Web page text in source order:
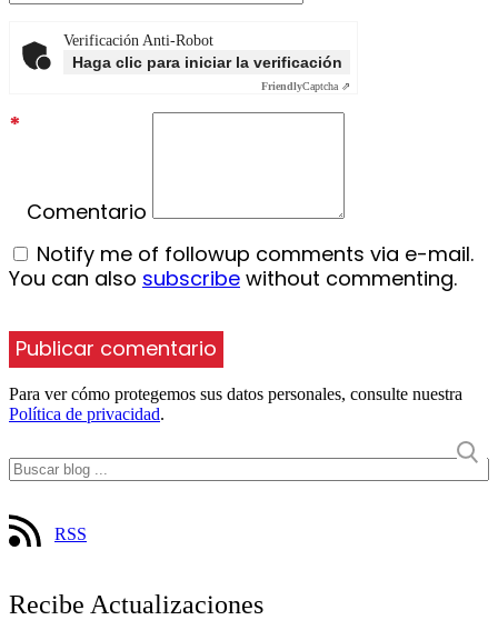
Verificación Anti-Robot
Haga clic para iniciar la verificación
FriendlyCaptcha ⇗
Comentario
*
Notify me of followup comments via e-mail.
You can also subscribe without commenting.
Para ver cómo protegemos sus datos personales, consulte nuestra
Política de privacidad.
RSS
Recibe Actualizaciones